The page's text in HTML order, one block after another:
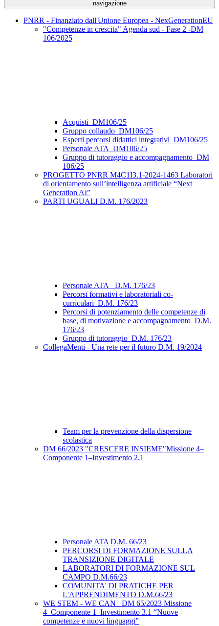
navigazione
PNRR - Finanziato dall'Unione Europea - NexGenerationEU
"Competenze in crescita" Agenda sud - Fase 2 -DM
106/2025
Acquisti_DM106/25
Gruppo collaudo_DM106/25
Esperti percorsi didattici integrativi_DM106/25
Personale ATA_DM106/25
Gruppo di tutoraggio e accompagnamento_DM
106/25
PROGETTO PNRR M4C1I3.1-2024-1463 Laboratori
di orientamento sull’intelligenza artificiale “Next
Generation AI”
PARTI UGUALI D.M. 176/2023
Personale ATA_ D.M. 176/23
Percorsi formativi e laboratoriali co-
curriculari_D.M. 176/23
Percorsi di potenziamento delle competenze di
base, di motivazione e accompagnamento_D.M.
176/23
Gruppo di tutoraggio_D.M. 176/23
CollegaMenti - Una rete per il futuro D.M. 19/2024
Team per la prevenzione della dispersione
scolastica
DM 66/2023 "CRESCERE INSIEME"Missione 4–
Componente 1–Investimento 2.1
Personale ATA D.M. 66/23
PERCORSI DI FORMAZIONE SULLA
TRANSIZIONE DIGITALE
LABORATORI DI FORMAZIONE SUL
CAMPO D.M.66/23
COMUNITA' DI PRATICHE PER
L'APPRENDIMENTO D.M.66/23
WE STEM - WE CAN_ DM 65/2023 Missione
4_Componente 1_Investimento 3.1 “Nuove
competenze e nuovi linguaggi”